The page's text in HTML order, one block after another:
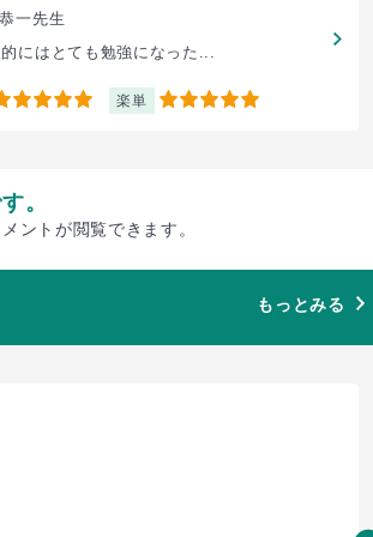
一先生
にはとても勉強になった...
楽単 5
。
ントが閲覧できます。
もっとみる